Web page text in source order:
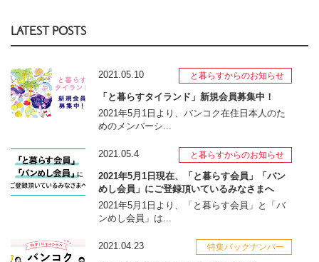
LATEST POSTS
2021.05.10 と暮らすからのお知らせ
「と暮らすタイランド」新規会員募集中！
2021年5月1日より、バンコク在住日本人のた
めのメンバーシ...
2021.05.4 と暮らすからのお知らせ
2021年5月1日現在、「と暮らす会員」「バン
めし会員」にご登録頂いているみなさまへ
2021年5月1日より、「と暮らす会員」と「バ
ンめし会員」は...
2021.04.23 特集バックナンバー